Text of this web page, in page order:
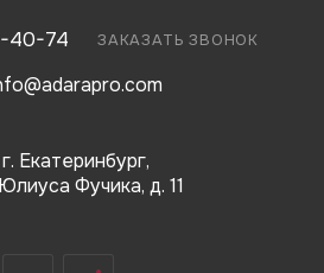
40-74 ЗАКАЗАТЬ ЗВОНОК
г. Екатеринбург,
Фучика, д. 11